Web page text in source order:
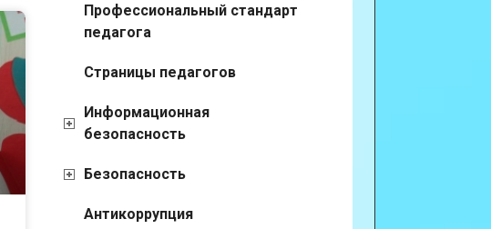
Профессиональный стандарт
педагога
Страницы педагогов
Информационная
безопасность
Безопасность
Антикоррупция